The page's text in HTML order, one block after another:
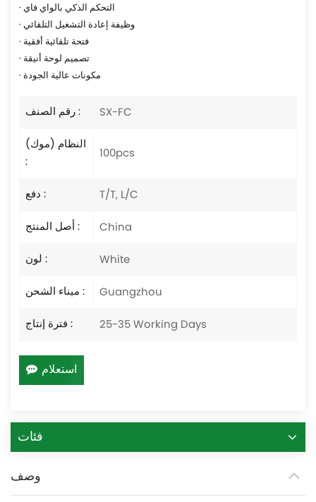
· التحكم الذكي بالواي فاي
· وظيفة إعادة التشغيل التلقائي
· فتحة تلقائية أفقية
· تصميم لوحة أنيقة
· مكونات عالية الجودة
رقم الصنف :
SX-FC
النظام (موك)
:
100pcs
دفع :
T/T, L/C
أصل المنتج :
China
لون :
White
ميناء الشحن :
Guangzhou
فترة إنتاج :
25-35 Working Days
استعلام
فئات
وصف